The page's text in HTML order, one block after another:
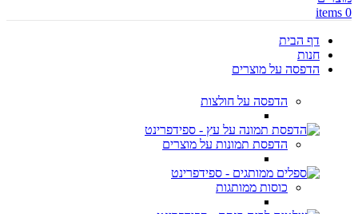
0
items
דף הבית
חנות
הדפסה על מוצרים
הדפסה על חולצות
הדפסת תמונות על מוצרים
כוסות ממותגות